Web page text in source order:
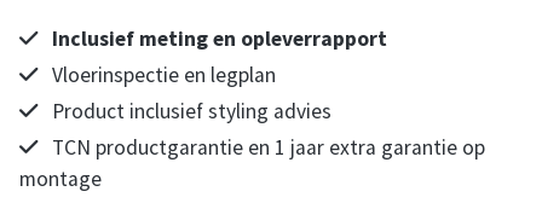
Inclusief meting en opleverrapport
Vloerinspectie en legplan
Product inclusief styling advies
TCN productgarantie en 1 jaar extra garantie op
montage